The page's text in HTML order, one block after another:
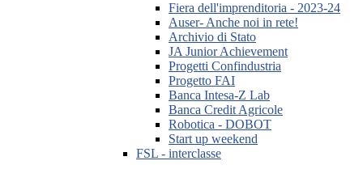
Fiera dell'imprenditoria - 2023-24
Auser- Anche noi in rete!
Archivio di Stato
JA Junior Achievement
Progetti Confindustria
Progetto FAI
Banca Intesa-Z Lab
Banca Credit Agricole
Robotica - DOBOT
Start up weekend
FSL - interclasse